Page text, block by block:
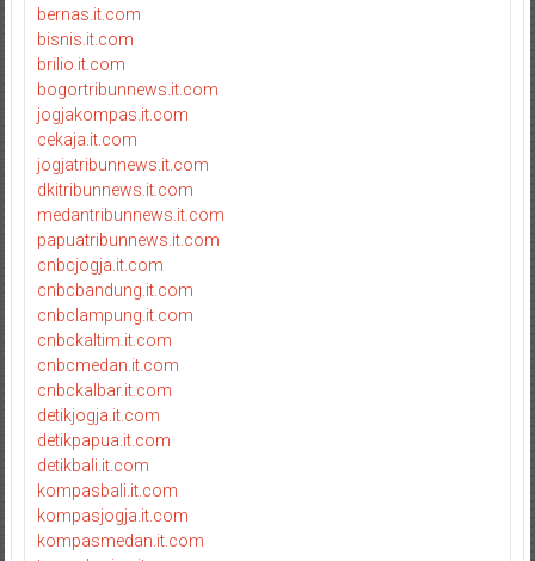
bernas.it.com
bisnis.it.com
brilio.it.com
bogortribunnews.it.com
jogjakompas.it.com
cekaja.it.com
jogjatribunnews.it.com
dkitribunnews.it.com
medantribunnews.it.com
papuatribunnews.it.com
cnbcjogja.it.com
cnbcbandung.it.com
cnbclampung.it.com
cnbckaltim.it.com
cnbcmedan.it.com
cnbckalbar.it.com
detikjogja.it.com
detikpapua.it.com
detikbali.it.com
kompasbali.it.com
kompasjogja.it.com
kompasmedan.it.com